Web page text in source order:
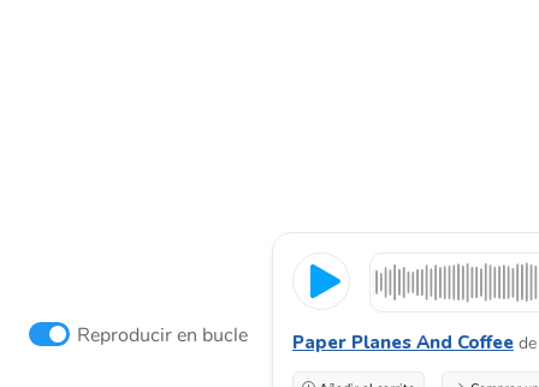
Reproducir en bucle Paper Planes And Coffee de